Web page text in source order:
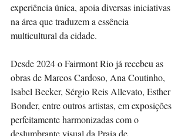
experiência única, apoia diversas iniciativas
na área que traduzem a essência
multicultural da cidade.
Desde 2024 o Fairmont Rio já recebeu as
obras de Marcos Cardoso, Ana Coutinho,
Isabel Becker, Sérgio Reis Allevato, Esther
Bonder, entre outros artistas, em exposições
perfeitamente harmonizadas com o
deslumbrante visual da Praia de